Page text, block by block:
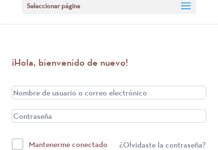
Seleccionar página
¡Hola, bienvenido de nuevo!
Mantenerme conectado ¿Olvidaste la contraseña?